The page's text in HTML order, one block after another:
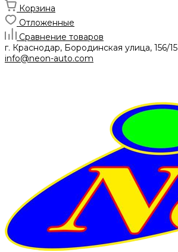
Корзина
Отложенные
Сравнение товаров
г. Краснодар, Бородинская улица, 156/15
info@neon-auto.com